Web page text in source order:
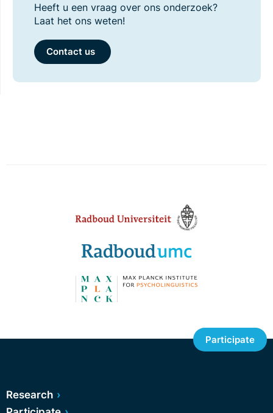
Heeft u een vraag over ons onderzoek?
Laat het ons weten!
Contact us
Participate
Research